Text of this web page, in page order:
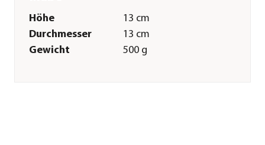
Höhe
13 cm
Durchmesser
13 cm
Gewicht
500 g